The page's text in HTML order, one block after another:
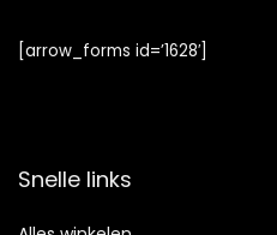
[arrow_forms id=’1628′]
Snelle links